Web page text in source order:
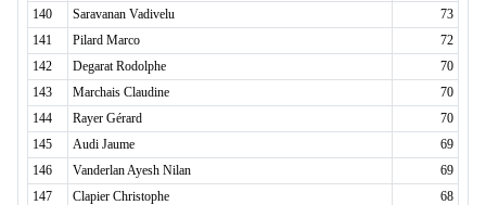
140
Saravanan Vadivelu
73
141
Pilard Marco
72
142
Degarat Rodolphe
70
143
Marchais Claudine
70
144
Rayer Gérard
70
145
Audi Jaume
69
146
Vanderlan Ayesh Nilan
69
147
Clapier Christophe
68